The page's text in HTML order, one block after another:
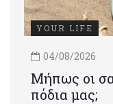
YOUR LIFE
04/08/2026
Μήπως οι
πόδια μας;